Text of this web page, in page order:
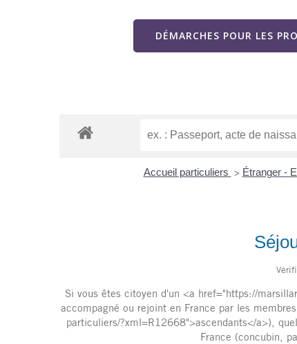
DÉMARCHES POUR LES
Accueil particuliers > Étranger -
Si vous êtes citoyen d'un <a href="https://
accompagné ou rejoint en France par les
particuliers/?xml=R12668">ascendants</a>),
France (concubin,